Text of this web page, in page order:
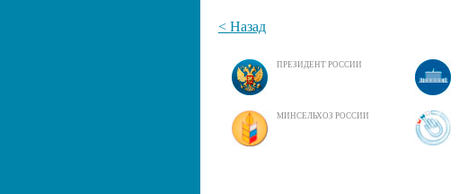
< Назад
ПРЕЗИДЕНТ РОССИИ
МИНСЕЛЬХОЗ РОССИИ